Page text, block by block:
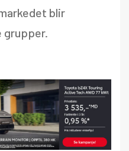
blir